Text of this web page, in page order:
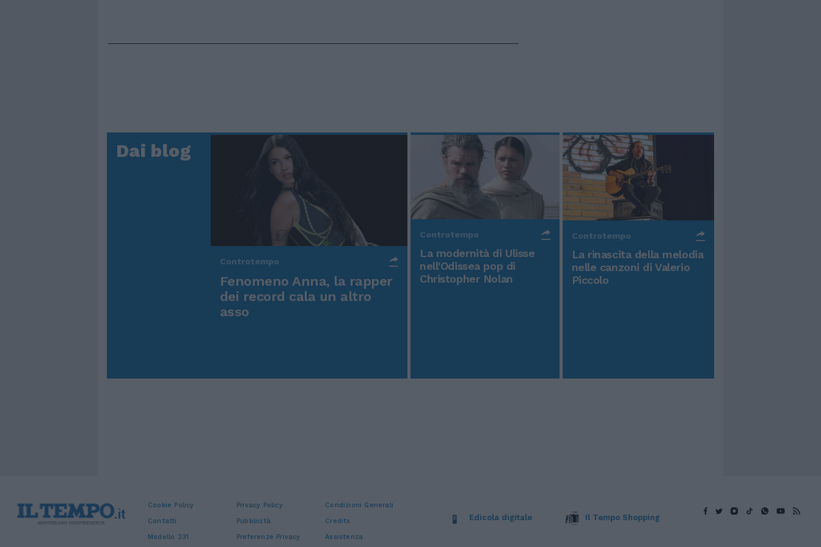
Dai blog
Controtempo
Fenomeno Anna, la rapper
dei record cala un altro
asso
Controtempo
La modernità di Ulisse
nell'Odissea pop di
Christopher Nolan
Controtempo
La rinascita della melodia
nelle canzoni di Valerio
Piccolo
Cookie Policy Privacy Policy
Condizioni Generali
Contatti
Pubblicità
Credits
Modello 231
Preferenze Privacy Assistenza
Edicola digitale Il Tempo Shopping